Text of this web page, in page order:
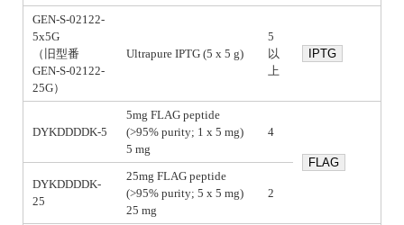
GEN-S-02122-
5x5G
（旧型番
GEN-S-02122-
25G）
Ultrapure IPTG (5 x 5 g)
5
以
上
IPTG
DYKDDDDK-5
5mg FLAG peptide
(>95% purity; 1 x 5 mg)
5 mg
4
FLAG
DYKDDDDK-
25
25mg FLAG peptide
(>95% purity; 5 x 5 mg)
25 mg
2